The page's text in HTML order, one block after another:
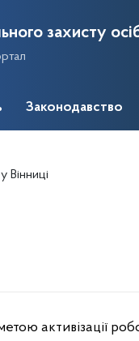
захисту
Законодавство
Вінниці
активізації